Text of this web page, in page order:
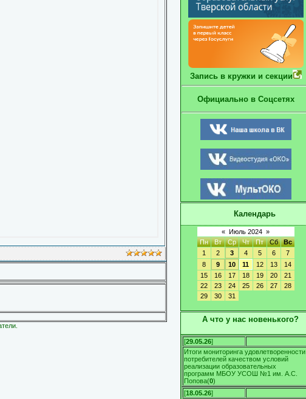
Запись в кружки и секции
Официально в Соцсетях
Календарь
« Июль 2024 »
Пн
Вт Ср Чт Пт Сб
Вс
1
2 3 4 5 6
7
8
9 10 11 12 13
14
15
16 17 18 19 20
21
22
23 24 25 26 27
28
29
30 31
А что у нас новенького?
[29.05.26]
Итоги мониторинга удовлетворенности
потребителей качеством условий
реализации образовательных
программ МБОУ УСОШ №1 им. А.С.
Попова(0)
[18.05.26]